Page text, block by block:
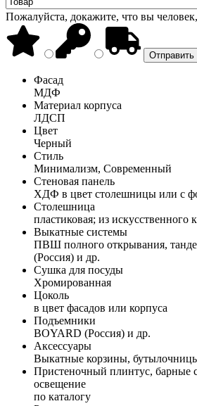
Пожалуйста, докажите, что вы
Фасад
МДФ
Материал корпуса
ЛДСП
Цвет
Черный
Стиль
Минимализм, Современный
Стеновая панель
ХДФ в цвет столешницы или с
Столешница
пластиковая; из искусственного
Выкатные системы
ПВШ полного открывания,
(Россия) и др.
Сушка для посуды
Хромированная
Цоколь
в цвет фасадов или корпуса
Подъемники
BOYARD (Россия) и др.
Аксессуары
Выкатные корзины,
Пристеночный плинтус, барные
освещение
по каталогу